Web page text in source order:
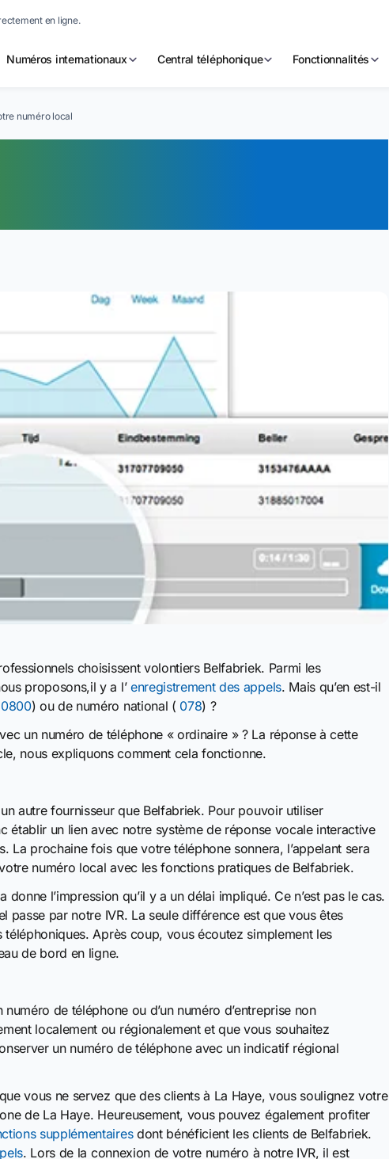
en ligne.
Numéros internationaux Central téléphonique Fonctionnalités
numéro local
choisissent volontiers Belfabriek. Parmi les
proposons,il y a l’ enregistrement des appels. Mais qu’en est-il
0800) ou de numéro national ( 078) ?
un numéro de téléphone « ordinaire » ? La réponse à cette
nous expliquons comment cela fonctionne.
autre fournisseur que Belfabriek. Pour pouvoir utiliser
établir un lien avec notre système de réponse vocale interactive
La prochaine fois que votre téléphone sonnera, l’appelant sera
numéro local avec les fonctions pratiques de Belfabriek.
l’impression qu’il y a un délai impliqué. Ce n’est pas le cas.
passe par notre IVR. La seule différence est que vous êtes
téléphoniques. Après coup, vous écoutez simplement les
de bord en ligne.
de téléphone ou d’un numéro d’entreprise non
localement ou régionalement et que vous souhaitez
un numéro de téléphone avec un indicatif régional
vous ne servez que des clients à La Haye, vous soulignez votre
de La Haye. Heureusement, vous pouvez également profiter
supplémentairesdont bénéficient les clients de Belfabriek.
. Lors de la connexion de votre numéro à notre IVR, il est